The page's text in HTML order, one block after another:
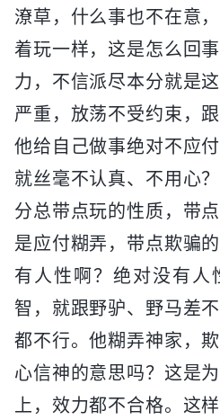
潦草，什么事也不在意
着玩一样，这是怎么回
力，不信派尽本分就是
严重，放荡不受约束，
他给自己做事绝对不应
就丝毫不认真、不用心
分总带点玩的性质，带
是应付糊弄，带点欺骗
有人性啊？绝对没有人
智，就跟野驴、野马差
都不行。他糊弄神家，
心信神的意思吗？这是
上，效力都不合格。这